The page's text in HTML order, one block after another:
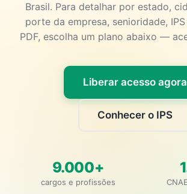
Brasil. Para detalhar por estado,
porte da empresa, senioridade,
PDF, escolha um plano abaixo —
Liberar acesso agora
Conhecer o IPS
9.000+
cargos e profissões